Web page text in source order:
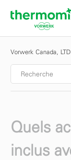
Vorwerk Canada,
Quels
inclus